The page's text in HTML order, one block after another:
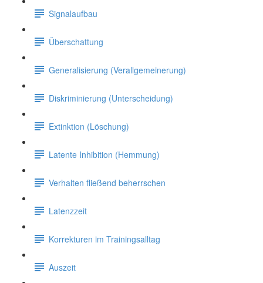
Signalaufbau
Überschattung
Generalisierung (Verallgemeinerung)
Diskriminierung (Unterscheidung)
Extinktion (Löschung)
Latente Inhibition (Hemmung)
Verhalten fließend beherrschen
Latenzzeit
Korrekturen im Trainingsalltag
Auszeit